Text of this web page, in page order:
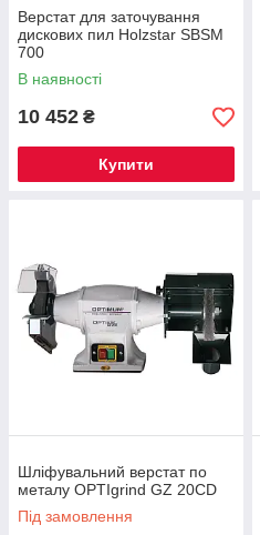
Верстат для заточування
дискових пил Holzstar SBSM
700
В наявності
10 452 ₴
Купити
Шліфувальний верстат по
металу OPTIgrind GZ 20CD
Під замовлення